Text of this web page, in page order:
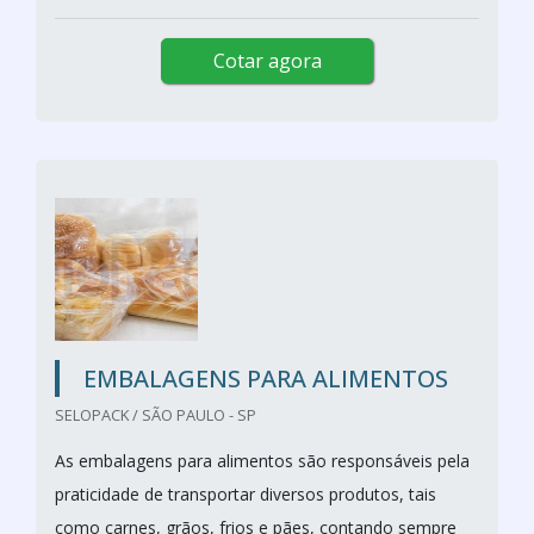
Cotar agora
EMBALAGENS PARA ALIMENTOS
SELOPACK / SÃO PAULO - SP
As embalagens para alimentos são responsáveis pela
praticidade de transportar diversos produtos, tais
como carnes, grãos, frios e pães, contando sempre